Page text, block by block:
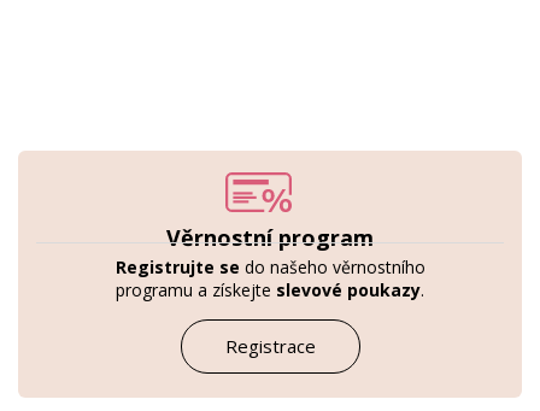
Věrnostní program
Registrujte se do našeho věrnostního
programu a získejte slevové poukazy.
Registrace